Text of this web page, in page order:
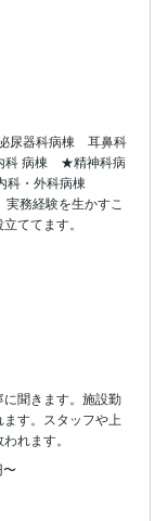
尿器科病棟　耳鼻科
科 病棟　★精神科病
科・外科病棟
務経験を生かすこ
ててます。
聞きます。施設勤
す。スタッフや上
〜